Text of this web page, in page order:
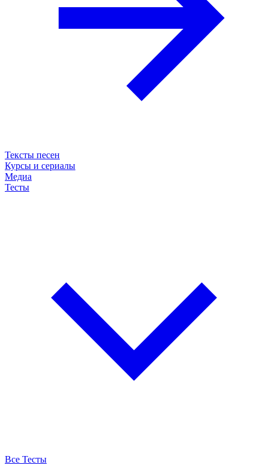
Тексты песен
Курсы и сериалы
Медиа
Тесты
Все Тесты